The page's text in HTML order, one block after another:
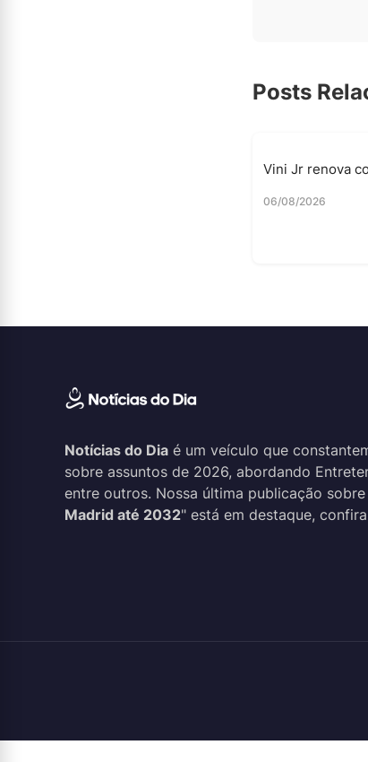
Posts
Vini Jr renova
06/08/2026
Notícias do Dia é um veículo que
sobre assuntos de 2026, abordando
entre outros. Nossa última publicação
Madrid até 2032" está em destaque,